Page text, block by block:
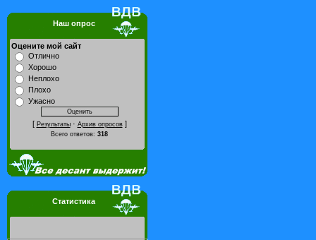
Наш опрос
Оцените мой сайт
Отлично
Хорошо
Неплохо
Плохо
Ужасно
[ Результаты· Архив опросов]
Всего ответов: 318
Статистика